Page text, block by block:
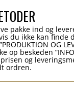
pakke ind og
du ikke kan finde
OG
op beskeden
og
ordren.